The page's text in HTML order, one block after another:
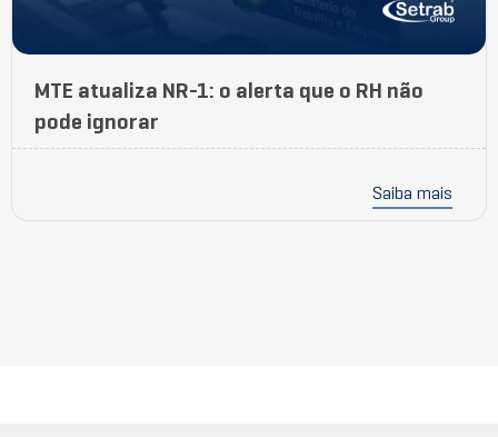
MTE atualiza NR-1: o alerta que o RH não
pode ignorar
Saiba mais